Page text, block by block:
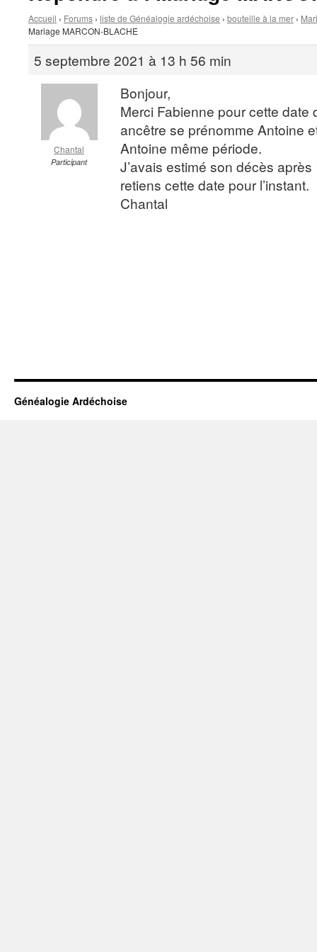
Accueil › Forums › liste de Généalogie ardéchoise › bouteille à la mer ›
Mariage MARCON-BLACHE
5 septembre 2021 à 13 h 56 min
Chantal
Participant
Bonjour,
Merci Fabienne pour cette
ancêtre se prénomme Antoine
Antoine même période.
J’avais estimé son décès
retiens cette date pour l’instant.
Chantal
Généalogie Ardéchoise